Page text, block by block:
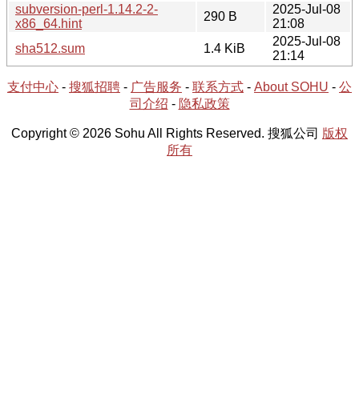
subversion-perl-1.14.2-2-
x86_64.hint
290 B
2025-Jul-08
21:08
sha512.sum
1.4 KiB
2025-Jul-08
21:14
支付中心 - 搜狐招聘 - 广告服务 - 联系方式 - About SOHU - 公
司介绍 - 隐私政策
Copyright © 2026 Sohu All Rights Reserved. 搜狐公司 版权
所有